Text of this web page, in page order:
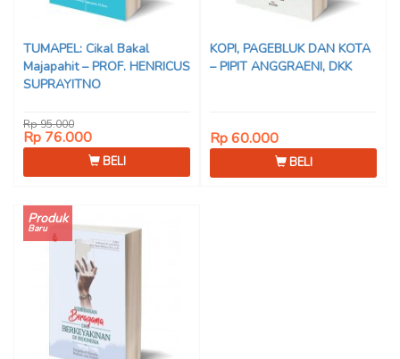
TUMAPEL: Cikal Bakal
Majapahit – PROF. HENRICUS
SUPRAYITNO
Rp 95.000
Rp 76.000
BELI
KOPI, PAGEBLUK DAN KOTA
– PIPIT ANGGRAENI, DKK
Rp 60.000
BELI
Produk
Baru